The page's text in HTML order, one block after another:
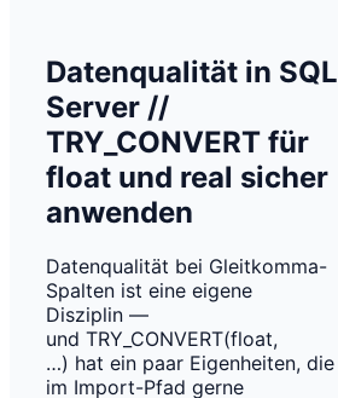
Datenqualität in SQL
Server //
TRY_CONVERT für
float und real sicher
anwenden
Datenqualität bei Gleitkomma-
Spalten ist eine eigene
Disziplin —
und TRY_CONVERT(float,
…) hat ein paar Eigenheiten, die
im Import-Pfad gerne